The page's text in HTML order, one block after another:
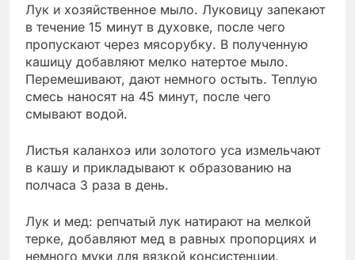
Лук и хозяйственное мыло. Луковицу запекают
в течение 15 минут в духовке, после чего
пропускают через мясорубку. В полученную
кашицу добавляют мелко натертое мыло.
Перемешивают, дают немного остыть. Теплую
смесь наносят на 45 минут, после чего
смывают водой.
Листья каланхоэ или золотого уса измельчают
в кашу и прикладывают к образованию на
полчаса 3 раза в день.
Лук и мед: репчатый лук натирают на мелкой
терке, добавляют мед в равных пропорциях и
немного муки для вязкой консистенции.